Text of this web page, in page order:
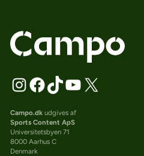
Campo.dkudgives af
Sports Content ApS
Universitetsbyen 71
8000 Aarhus C
Denmark